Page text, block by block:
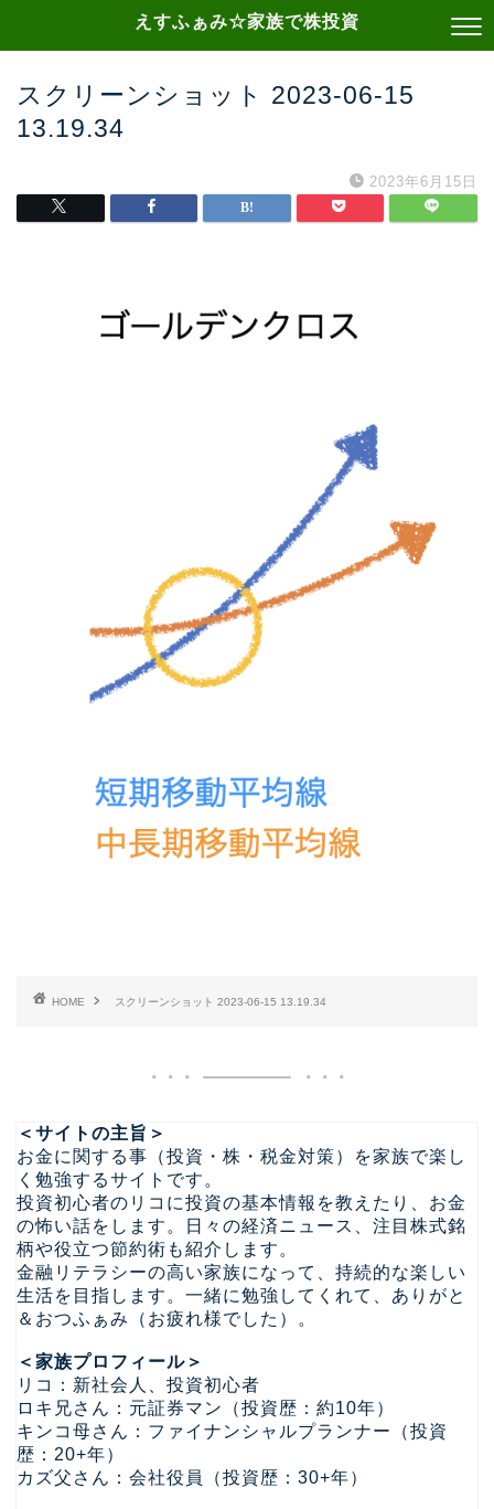
えすふぁみ☆家族で株投資
スクリーンショット 2023-06-15
13.19.34
2023年6月15日
HOME スクリーンショット 2023-06-15 13.19.34
＜サイトの主旨＞
お金に関する事（投資・株・税金対策）を家族で楽し
く勉強するサイトです。
投資初心者のリコに投資の基本情報を教えたり、お金
の怖い話をします。日々の経済ニュース、注目株式銘
柄や役立つ節約術も紹介します。
金融リテラシーの高い家族になって、持続的な楽しい
生活を目指します。一緒に勉強してくれて、ありがと
＆おつふぁみ（お疲れ様でした）。
＜家族プロフィール＞
リコ：新社会人、投資初心者
ロキ兄さん：元証券マン（投資歴：約10年）
キンコ母さん：ファイナンシャルプランナー（投資
歴：20+年）
カズ父さん：会社役員（投資歴：30+年）